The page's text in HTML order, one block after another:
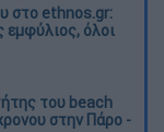
στο ethnos.gr:
εμφύλιος, όλοι
του beach
στην Πάρο -